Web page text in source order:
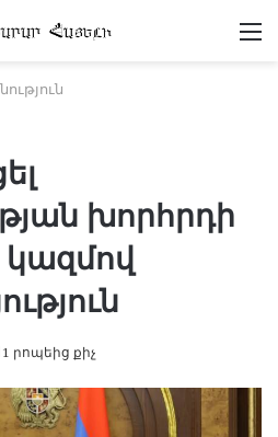
խորհրդի
կազմով
1 րոպեից քիչ